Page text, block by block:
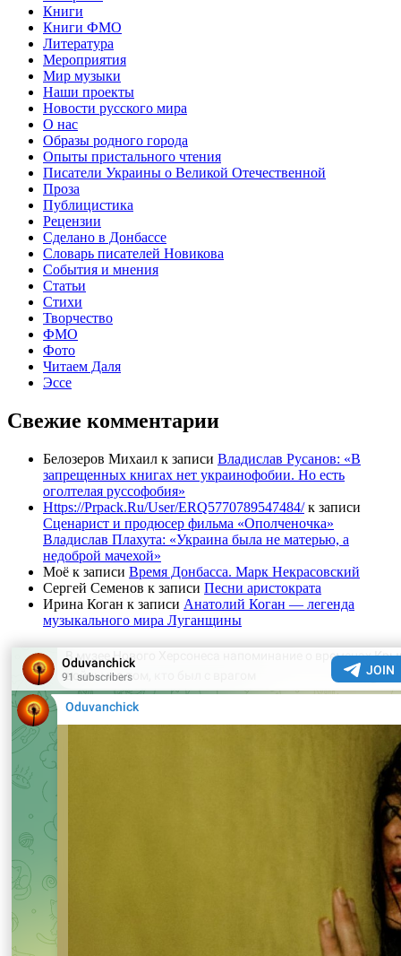
Книги
Книги ФМО
Литература
Мероприятия
Мир музыки
Наши проекты
Новости русского мира
О нас
Образы родного города
Опыты пристального чтения
Писатели Украины о Великой Отечественной
Проза
Публицистика
Рецензии
Сделано в Донбассе
Словарь писателей Новикова
События и мнения
Статьи
Стихи
Творчество
ФМО
Фото
Читаем Даля
Эссе
Свежие комментарии
Белозеров Михаил к записи Владислав Русанов: «В
запрещенных книгах нет украинофобии. Но есть
оголтелая руссофобия»
Https://Prpack.Ru/User/ERQ5770789547484/к записи
Сценарист и продюсер фильма «Ополченочка»
Владислав Плахута: «Украина была не матерью, а
недоброй мачехой»
Моё к записи Время Донбасса. Марк Некрасовский
Сергей Семенов к записи Песни аристократа
Ирина Коган к записи Анатолий Коган — легенда
музыкального мира Луганщины